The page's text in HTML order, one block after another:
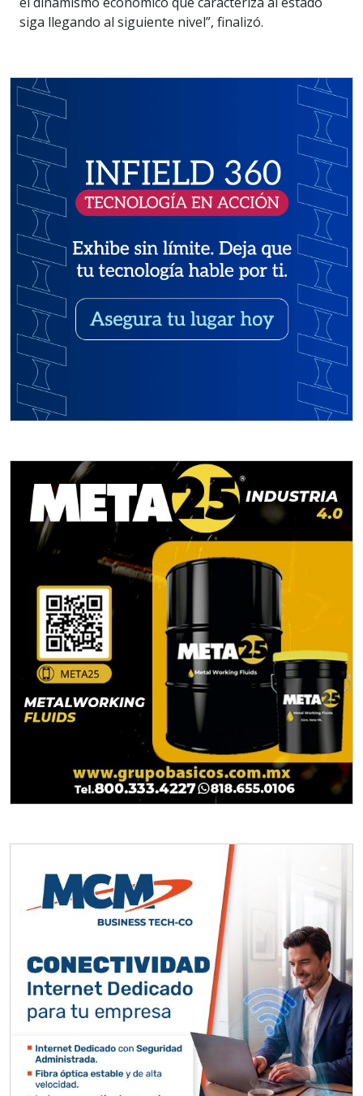
siga llegando al siguiente nivel”, finalizó.